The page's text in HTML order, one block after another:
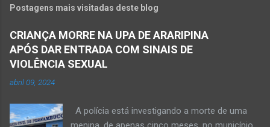
Postagens mais visitadas deste blog
CRIANÇA MORRE NA UPA DE ARARIPINA
APÓS DAR ENTRADA COM SINAIS DE
VIOLÊNCIA SEXUAL
abril 09, 2024
A polícia está investigando a morte de uma